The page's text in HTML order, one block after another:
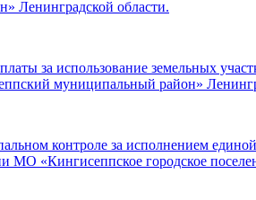
Ленинградской области.
за использование земельных
муниципальный район»
контроле за исполнением
МО «Кингисеппское городское